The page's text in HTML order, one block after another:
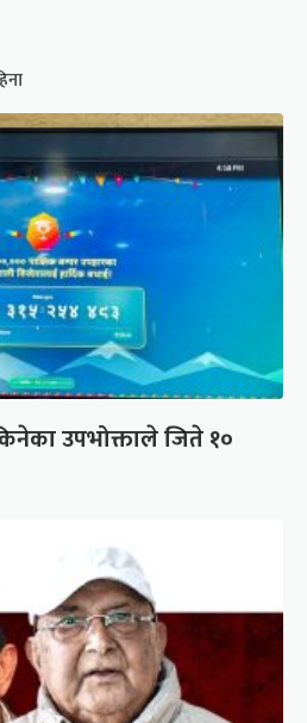
उपभोक्ताले जिते १०